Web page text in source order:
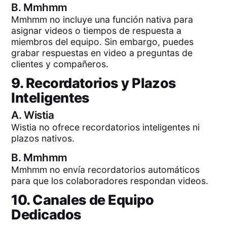
B. Mmhmm
Mmhmm no incluye una función nativa para
asignar videos o tiempos de respuesta a
miembros del equipo. Sin embargo, puedes
grabar respuestas en video a preguntas de
clientes y compañeros.
9. Recordatorios y Plazos
Inteligentes
A.Wistia
Wistia no ofrece recordatorios inteligentes ni
plazos nativos.
B. Mmhmm
Mmhmm no envía recordatorios automáticos
para que los colaboradores respondan videos.
10. Canales de Equipo
Dedicados